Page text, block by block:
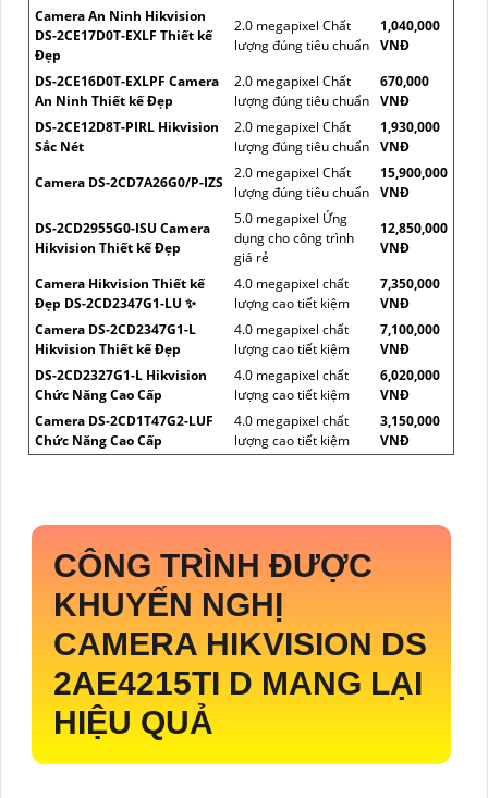
Camera An Ninh Hikvision
DS-2CE17D0T-EXLF Thiết kế
Đẹp
2.0 megapixel Chất
lượng đúng tiêu chuẩn
1,040,000
VNĐ
DS-2CE16D0T-EXLPF Camera
An Ninh Thiết kế Đẹp
2.0 megapixel Chất
lượng đúng tiêu chuẩn
670,000
VNĐ
DS-2CE12D8T-PIRL Hikvision
Sắc Nét
2.0 megapixel Chất
lượng đúng tiêu chuẩn
1,930,000
VNĐ
Camera DS-2CD7A26G0/P-IZS
2.0 megapixel Chất
lượng đúng tiêu chuẩn
15,900,000
VNĐ
DS-2CD2955G0-ISU Camera
Hikvision Thiết kế Đẹp
5.0 megapixel Ứng
dụng cho công trình
giá rẻ
12,850,000
VNĐ
Camera Hikvision Thiết kế
Đẹp DS-2CD2347G1-LU ✨
4.0 megapixel chất
lượng cao tiết kiệm
7,350,000
VNĐ
Camera DS-2CD2347G1-L
Hikvision Thiết kế Đẹp
4.0 megapixel chất
lượng cao tiết kiệm
7,100,000
VNĐ
DS-2CD2327G1-L Hikvision
Chức Năng Cao Cấp
4.0 megapixel chất
lượng cao tiết kiệm
6,020,000
VNĐ
Camera DS-2CD1T47G2-LUF
Chức Năng Cao Cấp
4.0 megapixel chất
lượng cao tiết kiệm
3,150,000
VNĐ
CÔNG TRÌNH ĐƯỢC
KHUYẾN NGHỊ
CAMERA HIKVISION DS
2AE4215TI D MANG LẠI
HIỆU QUẢ